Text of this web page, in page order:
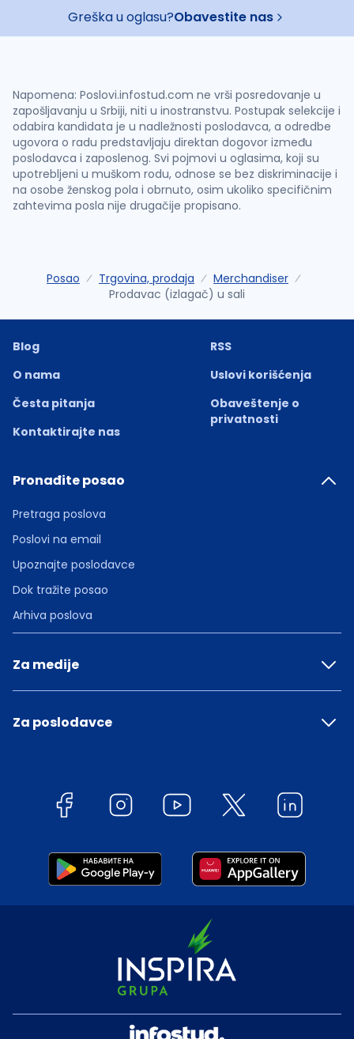
Greška u oglasu?Obavestite nas
Napomena: Poslovi.infostud.com ne vrši posredovanje u
zapošljavanju u Srbiji, niti u inostranstvu. Postupak selekcije i
odabira kandidata je u nadležnosti poslodavca, a odredbe
ugovora o radu predstavljaju direktan dogovor između
poslodavca i zaposlenog. Svi pojmovi u oglasima, koji su
upotrebljeni u muškom rodu, odnose se bez diskriminacije i
na osobe ženskog pola i obrnuto, osim ukoliko specifičnim
zahtevima posla nije drugačije propisano.
Posao Trgovina, prodaja
Merchandiser
Prodavac (izlagač) u sali
Blog
O nama
Česta pitanja
Kontaktirajte nas
RSS
Uslovi korišćenja
Obaveštenje o
privatnosti
Pronađite posao
Pretraga poslova
Poslovi na email
Upoznajte poslodavce
Dok tražite posao
Arhiva poslova
Za medije
Za poslodavce